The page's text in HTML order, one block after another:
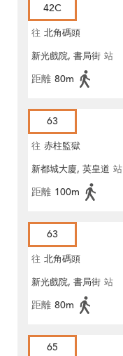
42C
往 北角碼頭
新光戲院, 書局街 站
距離 80m
63
往 赤柱監獄
新都城大廈, 英皇道 站
距離 100m
63
往 北角碼頭
新光戲院, 書局街 站
距離 80m
65